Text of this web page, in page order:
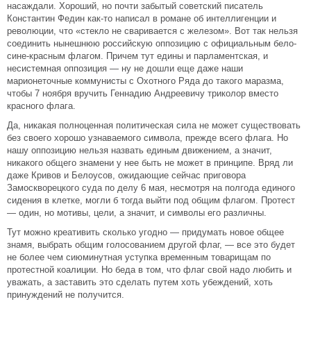
насаждали. Хороший, но почти забытый советский писатель
Константин Федин как-то написал в романе об интеллигенции и
революции, что «стекло не сваривается с железом». Вот так нельзя
соединить нынешнюю российскую оппозицию с официальным бело-
сине-красным флагом. Причем тут едины и парламентская, и
несистемная оппозиция — ну не дошли еще даже наши
марионеточные коммунисты с Охотного Ряда до такого маразма,
чтобы 7 ноября вручить Геннадию Андреевичу триколор вместо
красного флага.
Да, никакая полноценная политическая сила не может существовать
без своего хорошо узнаваемого символа, прежде всего флага. Но
нашу оппозицию нельзя назвать единым движением, а значит,
никакого общего знамени у нее быть не может в принципе. Вряд ли
даже Кривов и Белоусов, ожидающие сейчас приговора
Замоскворецкого суда по делу 6 мая, несмотря на полгода единого
сидения в клетке, могли б тогда выйти под общим флагом. Протест
— один, но мотивы, цели, а значит, и символы его различны.
Тут можно креативить сколько угодно — придумать новое общее
знамя, выбрать общим голосованием другой флаг, — все это будет
не более чем сиюминутная уступка временным товарищам по
протестной коалиции. Но беда в том, что флаг свой надо любить и
уважать, а заставить это сделать путем хоть убеждений, хоть
принуждений не получится.